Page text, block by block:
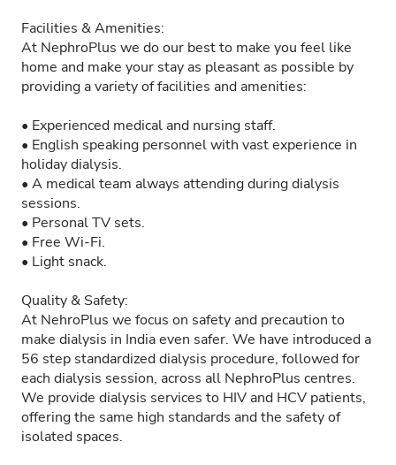
Facilities & Amenities:
At NephroPlus we do our best to make you feel like
home and make your stay as pleasant as possible by
providing a variety of facilities and amenities:
• Experienced medical and nursing staff.
• English speaking personnel with vast experience in
holiday dialysis.
• A medical team always attending during dialysis
sessions.
• Personal TV sets.
• Free Wi-Fi.
• Light snack.
Quality & Safety:
At NehroPlus we focus on safety and precaution to
make dialysis in India even safer. We have introduced a
56 step standardized dialysis procedure, followed for
each dialysis session, across all NephroPlus centres.
We provide dialysis services to HIV and HCV patients,
offering the same high standards and the safety of
isolated spaces.